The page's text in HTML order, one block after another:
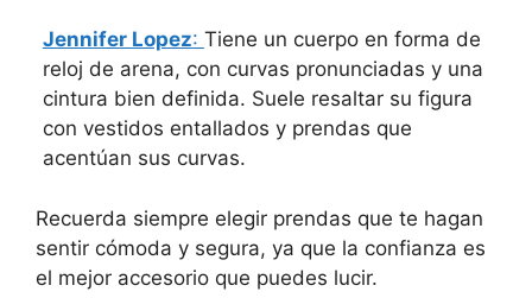
Jennifer Lopez: Tiene un cuerpo en forma de
reloj de arena, con curvas pronunciadas y una
cintura bien definida. Suele resaltar su figura
con vestidos entallados y prendas que
acentúan sus curvas.
Recuerda siempre elegir prendas que te hagan
sentir cómoda y segura, ya que la confianza es
el mejor accesorio que puedes lucir.